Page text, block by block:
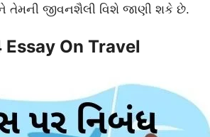
તેમની જીવનશૈલી વિશે જાણી શકે છે.
On Travel